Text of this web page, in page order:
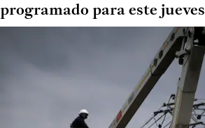
programado para este jueves